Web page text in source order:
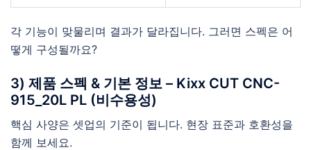
각 기능이 맞물리며 결과가 달라집니다. 그러면 스펙은 어
떻게 구성될까요?
3) 제품 스펙 & 기본 정보 – Kixx CUT CNC-
915_20L PL (비수용성)
핵심 사양은 셋업의 기준이 됩니다. 현장 표준과 호환성을
함께 보세요.